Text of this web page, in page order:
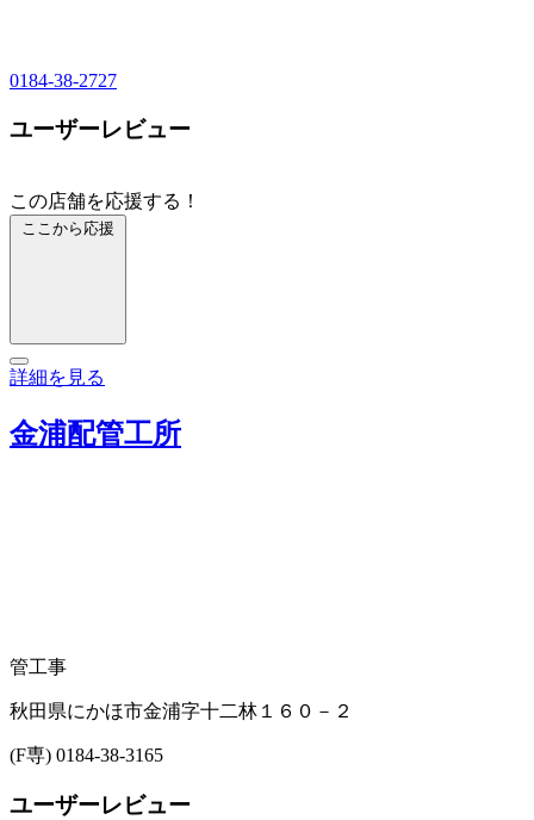
0184-38-2727
ユーザーレビュー
この店舗を応援する！
ここから応援
詳細を見る
金浦配管工所
管工事
秋田県にかほ市金浦字十二林１６０－２
(F専) 0184-38-3165
ユーザーレビュー